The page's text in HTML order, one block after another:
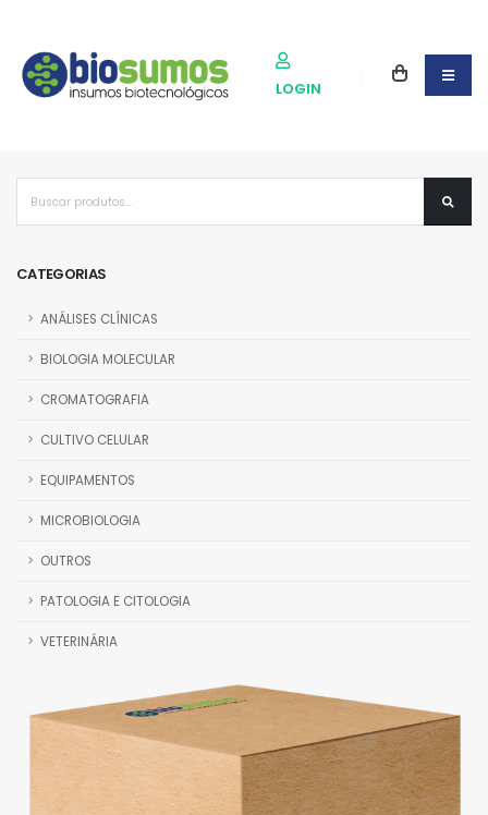
LOGIN
CATEGORIAS
ANÁLISES CLÍNICAS
BIOLOGIA MOLECULAR
CROMATOGRAFIA
CULTIVO CELULAR
EQUIPAMENTOS
MICROBIOLOGIA
OUTROS
PATOLOGIA E CITOLOGIA
VETERINÁRIA